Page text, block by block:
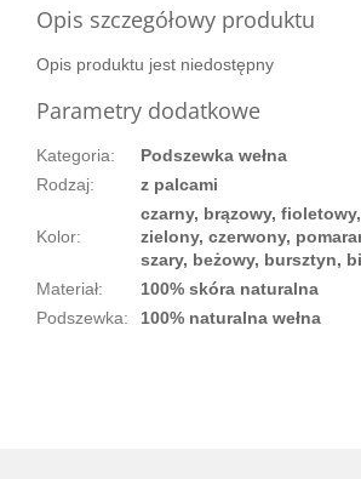
Opis szczegółowy produktu
Opis produktu jest niedostępny
Parametry dodatkowe
Kategoria:
Podszewka wełna
Rodzaj: z palcami
Kolor:
czarny, brązowy,
zielony, czerwony,
szary, beżowy, bursztyn,
Materiał:
100% skóra naturalna
Podszewka: 100% naturalna wełna